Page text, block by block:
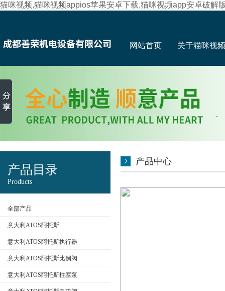
猫咪视频,猫咪视频appios苹果安卓下载,猫咪视频app安卓破解
网站首页 关于猫咪视频
产品目录
Products
全部产品
意大利ATOS阿托斯
意大利ATOS阿托斯执行器
意大利ATOS阿托斯比例阀
意大利ATOS阿托斯柱塞泵
产品中心